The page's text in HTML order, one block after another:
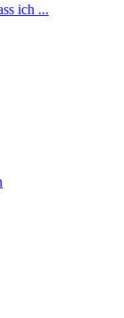
ich ...